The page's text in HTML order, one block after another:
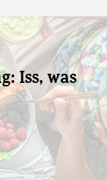
Iss, was